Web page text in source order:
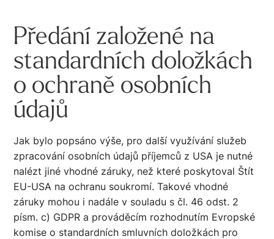
Předání založené na
standardních doložkách
o ochraně osobních
údajů
Jak bylo popsáno výše, pro další využívání služeb
zpracování osobních údajů příjemců z USA je nutné
nalézt jiné vhodné záruky, než které poskytoval Štít
EU-USA na ochranu soukromí. Takové vhodné
záruky mohou i nadále v souladu s čl. 46 odst. 2
písm. c) GDPR a prováděcím rozhodnutím Evropské
komise o standardních smluvních doložkách pro